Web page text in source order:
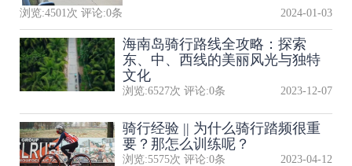
浏览:4501 次 评论:0条 2024-01-03
海南岛骑行路线全攻略：探索
东、中、西线的美丽风光与独特
文化
浏览:6527次 评论:0条 2023-12-07
骑行经验 || 为什么骑行踏频很重
要？那怎么训练呢？
浏览:5575次 评论:0条 2023-04-12